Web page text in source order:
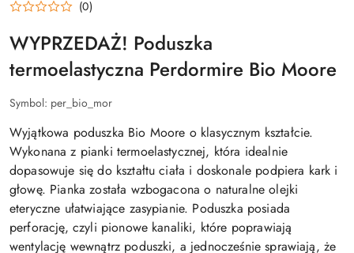
(0)
WYPRZEDAŻ! Poduszka
termoelastyczna Perdormire Bio Moore
Symbol: per_bio_mor
Wyjątkowa poduszka Bio Moore o klasycznym kształcie.
Wykonana z pianki termoelastycznej, która idealnie
dopasowuje się do kształtu ciała i doskonale podpiera kark i
głowę. Pianka została wzbogacona o naturalne olejki
eteryczne ułatwiające zasypianie. Poduszka posiada
perforację, czyli pionowe kanaliki, które poprawiają
wentylację wewnątrz poduszki, a jednocześnie sprawiają, że